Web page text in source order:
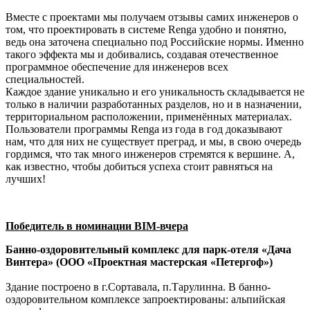
Вместе с проектами мы получаем отзывы самих инженеров о
том, что проектировать в системе Renga удобно и понятно,
ведь она заточена специально под Российские нормы. Именно
такого эффекта мы и добивались, создавая отечественное
программное обеспечение для инженеров всех
специальностей.
Каждое здание уникально и его уникальность складывается не
только в наличии разработанных разделов, но и в назначении,
территориальном расположении, применённых материалах.
Пользователи программы Renga из года в год доказывают
нам, что для них не существует преград, и мы, в свою очередь
гордимся, что так много инженеров стремятся к вершине. А,
как известно, чтобы добиться успеха стоит равняться на
лучших!
Победитель в номинации BIM-вчера
Банно-оздоровительный комплекс для парк-отеля «Дача
Винтера» (ООО «Проектная мастерская «Петергоф»)
Здание построено в г.Сортавала, п.Тарулинна. В банно-
оздоровительном комплексе запроектированы: альпийская